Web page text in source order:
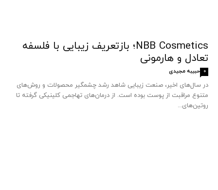
NBB Cosmetics؛ بازتعریف زیبایی با فلسفه
تعادل و هارمونی
حبیبه مجیدی 0
در سال‌های اخیر، صنعت زیبایی شاهد رشد چشمگیر محصولات و روش‌های
متنوع مراقبت از پوست بوده است. از درمان‌های تهاجمی کلینیکی گرفته تا
روتین‌های...